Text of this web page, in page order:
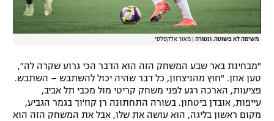
תגיות
המגזין
משימה לא פשוטה. ונטורה מאור אלקסלסי
"מבחינת באר שבע המשחק הזה הוא הדבר הכי גרוע שקרה לה",
טען אוזן. "חוץ מהניצחון, כל דבר שהיה יכול להשתבש – השתבש.
פציעות, הארכה רגע לפני משחק קריטי מול מכבי תל אביב,
עייפות, אובדן ביטחון. בשורה התחתונה רן קוז'וך בגמר הגביע,
מקום ראשון בליגה, הוא עושה את שלו, אבל את המשחק הזה הוא